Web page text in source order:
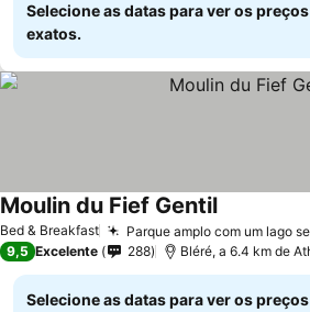
Selecione as datas para ver os preços
exatos.
Bed & Breakfast Parque amplo com um lago
Moulin du Fief GentilVer preços
9,5 Excelente 288 Bléré, a 6.4 km de
Selecione as datas para ver os preços